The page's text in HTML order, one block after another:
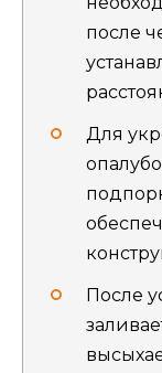
после
Для
После